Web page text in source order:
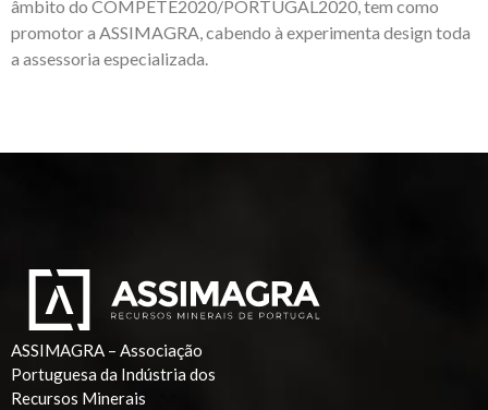
âmbito do COMPETE2020/PORTUGAL2020, tem como
promotor a ASSIMAGRA, cabendo à experimenta design toda
a assessoria especializada.
ASSIMAGRA – Associação
Portuguesa da Indústria dos
Recursos Minerais